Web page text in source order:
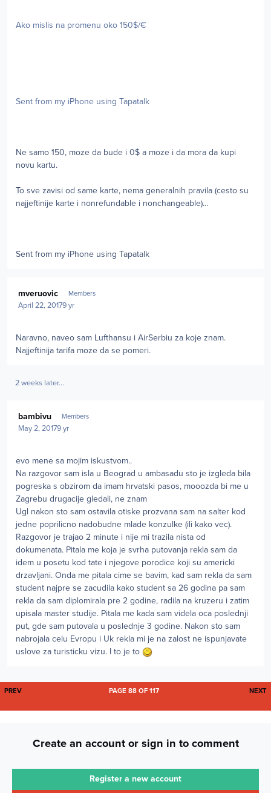
Ako mislis na promenu oko 150$/€
Sent from my iPhone using Tapatalk
Ne samo 150, moze da bude i 0$ a moze i da mora da kupi
novu kartu.
To sve zavisi od same karte, nema generalnih pravila (cesto su
najjeftinije karte i nonrefundable i nonchangeable)...
Sent from my iPhone using Tapatalk
mveruovic Members
April 22, 20179 yr
Naravno, naveo sam Lufthansu i AirSerbiu za koje znam.
Najjeftinija tarifa moze da se pomeri.
2 weeks later...
bambivu Members
May 2, 20179 yr
evo mene sa mojim iskustvom..
Na razgovor sam isla u Beograd u ambasadu sto je izgleda bila
pogreska s obzirom da imam hrvatski pasos, mooozda bi me u
Zagrebu drugacije gledali, ne znam
Ugl nakon sto sam ostavila otiske prozvana sam na salter kod
jedne poprilicno nadobudne mlade konzulke (ili kako vec).
Razgovor je trajao 2 minute i nije mi trazila nista od
dokumenata. Pitala me koja je svrha putovanja rekla sam da
idem u posetu kod tate i njegove porodice koji su americki
drzavljani. Onda me pitala cime se bavim, kad sam rekla da sam
student najpre se zacudila kako student sa 26 godina pa sam
rekla da sam diplomirala pre 2 godine, radila na kruzeru i zatim
upisala master studije. Pitala me kada sam videla oca poslednji
put, gde sam putovala u poslednje 3 godine. Nakon sto sam
nabrojala celu Evropu i Uk rekla mi je na zalost ne ispunjavate
uslove za turisticku vizu. I to je to
FIRST PAGE
PREV NEXT
PAGE 88 OF 117
Create an account or sign in to comment
Register a new account